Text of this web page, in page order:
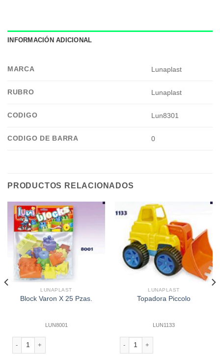
INFORMACIÓN ADICIONAL
MARCA Lunaplast
RUBRO Lunaplast
CODIGO Lun8301
CODIGO DE BARRA 0
PRODUCTOS RELACIONADOS
LUNAPLAST
Block Varon X 25 Pzas.
LUN8001
Block Varon X 25 Pzas. cantidad
LUNAPLAST
Topadora Piccolo
LUN1133
Topadora Piccolo cantidad